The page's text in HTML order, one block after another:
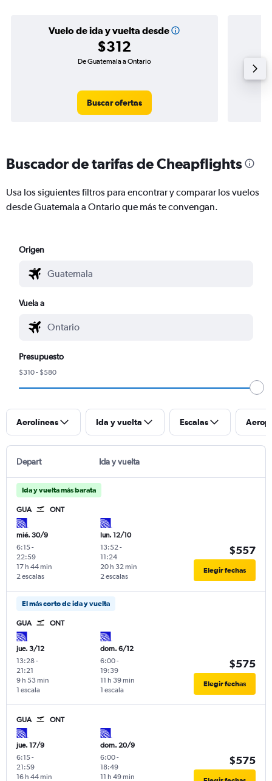
Vuelo de ida y vuelta desde
$312
De Guatemala a Ontario
Buscar ofertas
Buscador de tarifas de Cheapflights
Usa los siguientes filtros para encontrar y comparar los vuelos
desde Guatemala a Ontario que más te convengan.
Origen
Vuela a
Presupuesto
$310 - $580
Aerolíneas Ida y vuelta Escalas
Depart Ida y vuelta
Ida y vuelta más barata
GUA ONT
mié. 30/9
6:15-
22:59
2 escalas
17 h 44 min
lun. 12/10
13:52-
11:24
2 escalas
20 h 32 min
$557
Elegir fechas
El más corto de ida y vuelta
GUA ONT
jue. 3/12
13:28-
21:21
1 escala
9 h 53 min
dom. 6/12
6:00-
19:39
1 escala
11 h 39 min
$575
Elegir fechas
GUA ONT
jue. 17/9
6:15-
21:59
16 h 44 min
dom. 20/9
6:00-
18:49
11 h 49 min
$575